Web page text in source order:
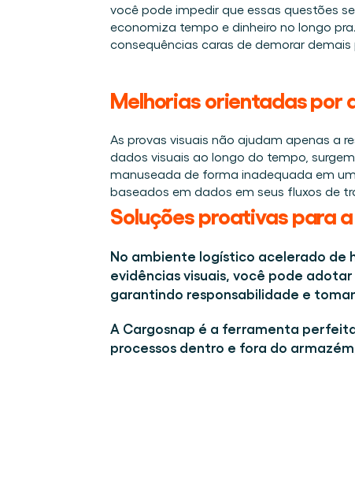
você pode impedir que essas questões
economiza tempo e dinheiro no longo
consequências caras de demorar demais
Melhorias orientadas por
As provas visuais não ajudam apenas a
dados visuais ao longo do tempo,
manuseada de forma inadequada em
baseados em dados em seus fluxos de
Soluções proativas para
No ambiente logístico acelerado de
evidências visuais, você pode
garantindo responsabilidade e
A Cargosnap é a ferramenta
processos dentro e fora do armazém,